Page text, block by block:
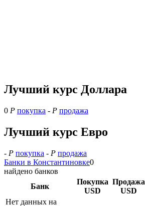
Лучший курс Доллара
0 Р покупка - Р продажа
Лучший курс Евро
- Р покупка - Р продажа
Банки в Константиновке0
найдено банков
Банк
Покупка
USD
Продажа
USD
Нет данных на